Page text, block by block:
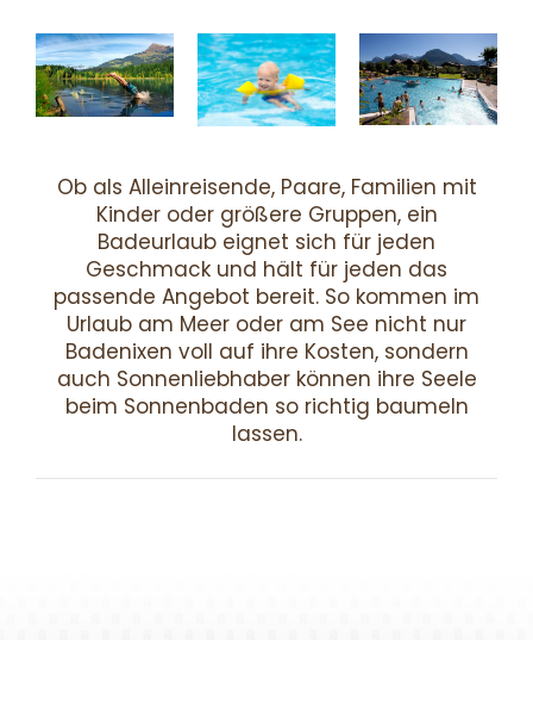
Ob als Alleinreisende, Paare, Familien mit
Kinder oder größere Gruppen, ein
Badeurlaub eignet sich für jeden
Geschmack und hält für jeden das
passende Angebot bereit. So kommen im
Urlaub am Meer oder am See nicht nur
Badenixen voll auf ihre Kosten, sondern
auch Sonnenliebhaber können ihre Seele
beim Sonnenbaden so richtig baumeln
lassen.